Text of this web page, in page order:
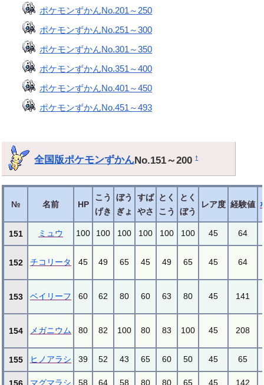
ポケモンずかんNo.201～250
ポケモンずかんNo.251～300
ポケモンずかんNo.301～350
ポケモンずかんNo.351～400
ポケモンずかんNo.401～450
ポケモンずかんNo.451～493
全国版ポケモンずかんNo.151～200†
№ 名前 HP
こう
げき
ぼう
ぎょ
すば
やさ
とく
こう
とく
ぼう
レア度 経験値
151 ミュウ 100 100 100 100 100 100 45 64
152 チコリータ 45 49 65 45 49 65 45 64
153 ベイリーフ 60 62 80 60 63 80 45 141
154 メガニウム 80 82 100 80 83 100 45 208
155 ヒノアラシ 39 52 43 65 60 50 45 65
マグマラシ 58 64 58 80 80 65 45 142